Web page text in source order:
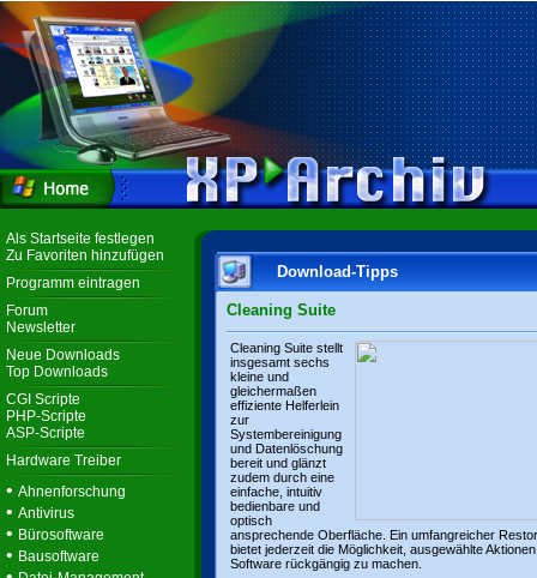
Als Startseite festlegen
Zu Favoriten hinzufügen
Programm eintragen
Forum
Newsletter
Neue Downloads
Top Downloads
CGI Scripte
PHP-Scripte
ASP-Scripte
Hardware Treiber
• Ahnenforschung
• Antivirus
• Bürosoftware
• Bausoftware
Download-Tipps
Cleaning Suite
Cleaning Suite stellt
insgesamt sechs
kleine und
gleichermaßen
effiziente Helferlein
zur
Systembereinigung
und Datenlöschung
bereit und glänzt
zudem durch eine
einfache, intuitiv
bedienbare und
optisch
ansprechende Oberfläche. Ein umfangreicher
bietet jederzeit die Möglichkeit, ausgewählte
Software rückgängig zu machen.